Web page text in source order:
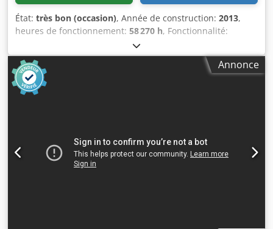
État: très bon (occasion), Année de construction: 2013,
heures de fonctionnement: 58 270 h, Fonctionnalité:
, Compresseur à vis sans huile
Atlas Copco ZR90VSD Onduleur intégré 90 kW 9 bars 15,50
m3/min Année de fabrication : 2013 Heures de
fonctionnement : 58 270 Djdpfozmwc Hox Ahhskr
Annonce